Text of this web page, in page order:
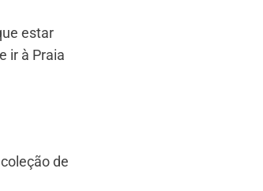
estar
ir à Praia
de